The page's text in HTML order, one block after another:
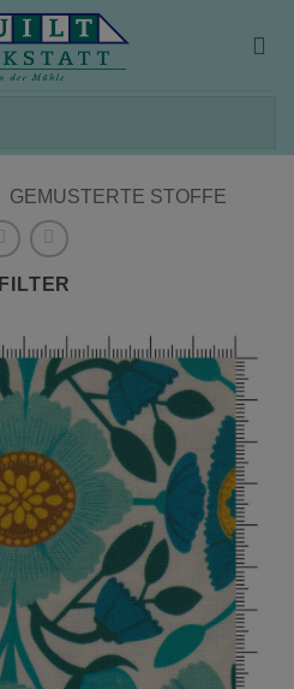
GEMUSTERTE STOFFE
FILTER